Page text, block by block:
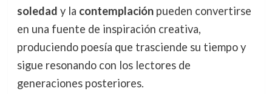
soledad y la contemplaciónpueden convertirse
en una fuente de inspiración creativa,
produciendo poesía que trasciende su tiempo y
sigue resonando con los lectores de
generaciones posteriores.